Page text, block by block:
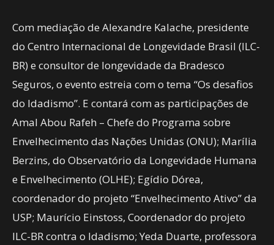
Com mediação de Alexandre Kalache, presidente
do Centro Internacional de Longevidade Brasil (ILC-
BR) e consultor de longevidade da Bradesco
Seguros, o evento estreia com o tema “Os desafios
do Idadismo”. E contará com as participações de
Amal Abou Rafeh – Chefe do Programa sobre
Envelhecimento das Nações Unidas (ONU); Marília
Berzins, do Observatório da Longevidade Humana
e Envelhecimento (OLHE); Egídio Dórea,
coordenador do projeto “Envelhecimento Ativo” da
USP; Maurício Einstoss, Coordenador do projeto
ILC-BR contra o Idadismo; Yeda Duarte, professora